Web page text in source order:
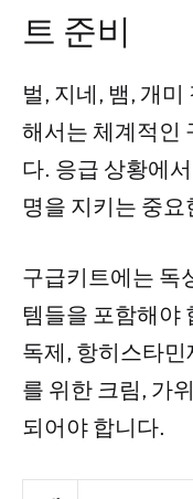
트 준비
벌, 지네, 뱀, 개
해서는 체계적인
다. 응급 상황에
명을 지키는 중
구급키트에는 독
템들을 포함해야
독제, 항히스타
를 위한 크림, 가
되어야 합니다.